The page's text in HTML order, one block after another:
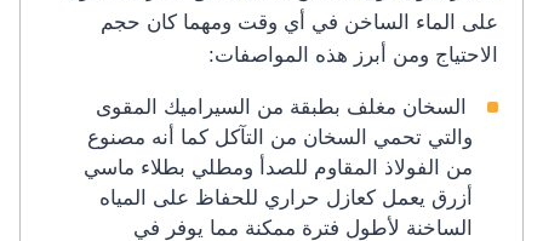
على الماء الساخن في أي وقت ومهما كان حجم
الاحتياج ومن أبرز هذه المواصفات:
السخان مغلف بطبقة من السيراميك المقوى
والتي تحمي السخان من التآكل كما أنه مصنوع
من الفولاذ المقاوم للصدأ ومطلي بطلاء ماسي
أزرق يعمل كعازل حراري للحفاظ على المياه
الساخنة لأطول فترة ممكنة مما يوفر في